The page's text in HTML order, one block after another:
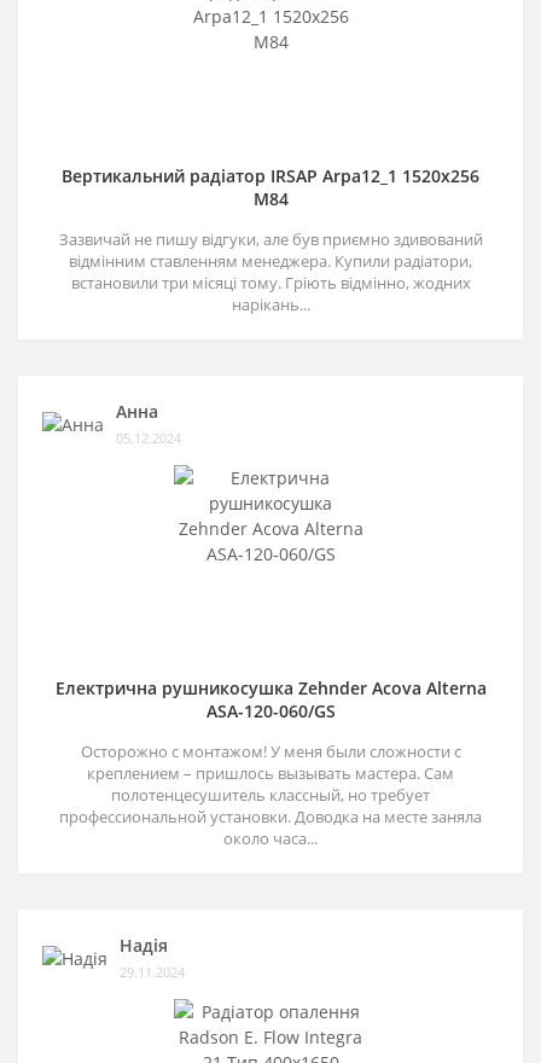
Вертикальний радіатор IRSAP Arpa12_1 1520x256
M84
Зазвичай не пишу відгуки, але був приємно здивований
відмінним ставленням менеджера. Купили радіатори,
встановили три місяці тому. Гріють відмінно, жодних
нарікань...
Анна
05.12.2024
Електрична рушникосушка Zehnder Acova Alterna
ASA-120-060/GS
Осторожно с монтажом! У меня были сложности с
креплением – пришлось вызывать мастера. Сам
полотенцесушитель классный, но требует
профессиональной установки. Доводка на месте заняла
около часа...
Надія
29.11.2024